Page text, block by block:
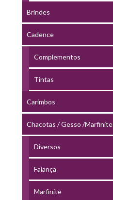
Brindes
Cadence
Complementos
Tintas
Carimbos
Chacotas / Gesso /Marfinite
Diversos
Faiança
Marfinite